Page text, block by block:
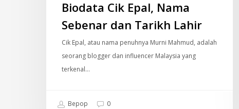
Biodata Cik Epal, Nama
Sebenar dan Tarikh Lahir
Cik Epal, atau nama penuhnya Murni Mahmud, adalah
seorang blogger dan influencer Malaysia yang
terkenal…
Bepop 0